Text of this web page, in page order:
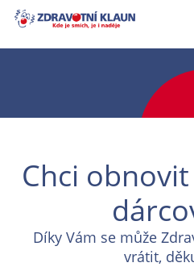
Chci
Díky Vám se může
vrátit,